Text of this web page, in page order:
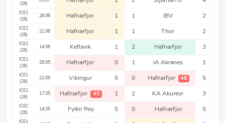
(26)
ICE1
(26)
28.06 Hafnarfjor 1 1 IBV 2
ICE1
(26)
21.06 Hafnarfjor 1 1 Thor 2
ICE1
(26)
14.06 Keflavik 1 2 Hafnarfjor 3
ICE1
(26)
29.05 Hafnarfjor 0 1 IA Akranes 1
ICE1
(26)
22.05 Vikingur 5 0 Hafnarfjor 48 5
ICE1
(26)
17.05 Hafnarfjor 45 1 2 KA Akureyr 3
ICEC
(26)
14.05 Fylkir Rey 5 0 Hafnarfjor 5
ICE1